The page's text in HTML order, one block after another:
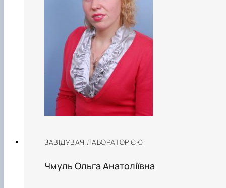
ЗАВІДУВАЧ ЛАБОРАТОРІЄЮ
Чмуль Ольга Анатоліївна